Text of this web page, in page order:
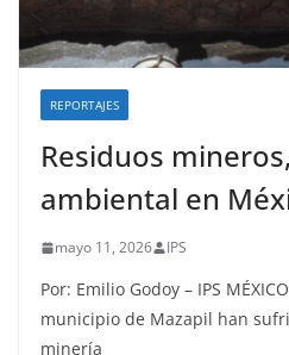
REPORTAJES
Residuos
ambiental en
mayo 11, 2026 IPS
Por: Emilio Godoy – IPS
municipio de Mazapil han
minería